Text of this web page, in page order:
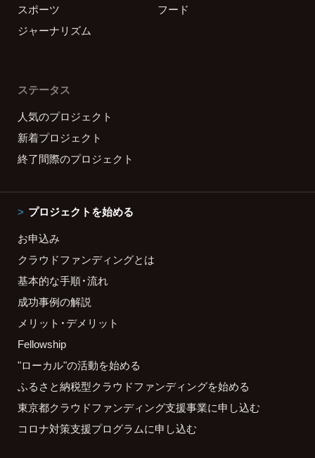
スポーツ
フード
ジャーナリズム
ステータス
人気のプロジェクト
新着プロジェクト
終了間際のプロジェクト
プロジェクトを始める
お申込み
クラウドファンディングとは
基本的な手順・流れ
成功事例の解説
メリット・デメリット
Fellowship
"ローカル"の活動を始める
ふるさと納税型クラウドファンディングを始める
東京都クラウドファンディング支援事業に申し込む
コロナ対策支援プログラムに申し込む